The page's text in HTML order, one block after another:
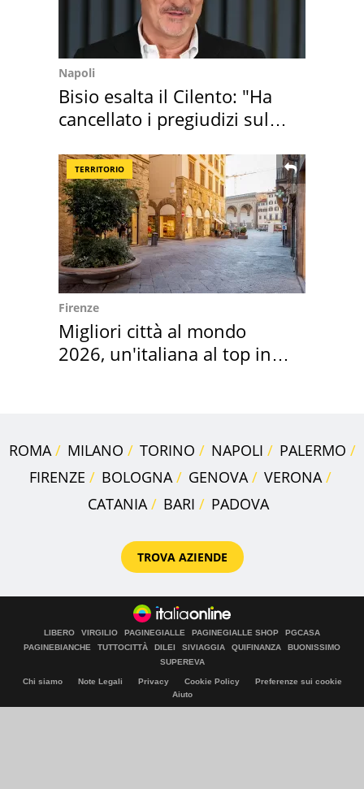
Napoli
Bisio esalta il Cilento: "Ha
cancellato i pregiudizi sul
TERRITORIO
Firenze
Migliori città al mondo
2026, un'italiana al top in
ROMA MILANO TORINO NAPOLI
PALERMO
FIRENZE
BOLOGNA GENOVA
VERONA
CATANIA
BARI PADOVA
TROVA AZIENDE
LIBERO VIRGILIO PAGINEGIALLE PAGINEGIALLE SHOP
PGCASA
PAGINEBIANCHE
TUTTOCITTÀ DILEI SIVIAGGIA QUIFINANZA
BUONISSIMO
SUPEREVA
Chi siamo Note Legali Privacy Cookie Policy
Preferenze sui cookie
Aiuto